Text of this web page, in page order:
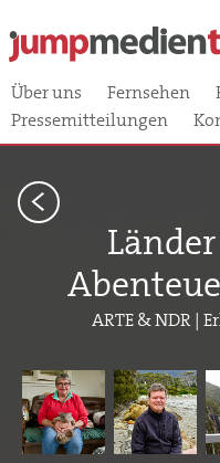
Über uns Fernsehen
Pressemitteilungen
<
ARTE & NDR |